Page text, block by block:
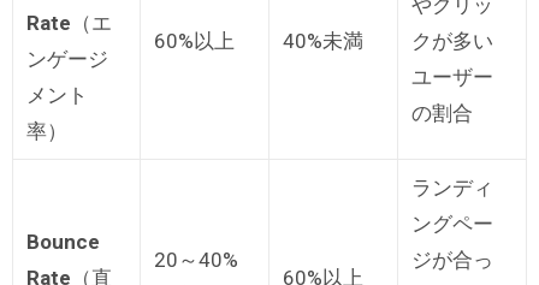
Rate （エ
ンゲージ
メント
率）
60%以上 40%未満
やクリッ
クが多い
ユーザー
の割合
Bounce
Rate （直
20～40%
60%以上
ランディ
ングペー
ジが合っ